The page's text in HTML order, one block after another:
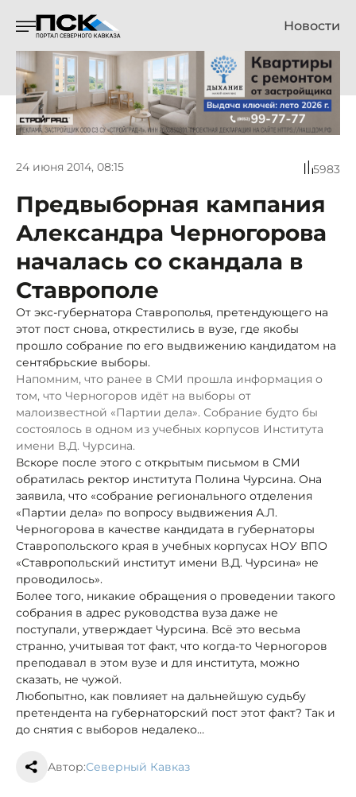
Новости
24 июня 2014, 08:15 5983
Предвыборная кампания
Александра Черногорова
началась со скандала в
Ставрополе
От экс-губернатора Ставрополья, претендующего на
этот пост снова, открестились в вузе, где якобы
прошло собрание по его выдвижению кандидатом на
сентябрьские выборы.
Напомним, что ранее в СМИ прошла информация о
том, что Черногоров идёт на выборы от
малоизвестной «Партии дела». Собрание будто бы
состоялось в одном из учебных корпусов Института
имени В.Д. Чурсина.
Вскоре после этого с открытым письмом в СМИ
обратилась ректор института Полина Чурсина. Она
заявила, что «собрание регионального отделения
«Партии дела» по вопросу выдвижения А.Л.
Черногорова в качестве кандидата в губернаторы
Ставропольского края в учебных корпусах НОУ ВПО
«Ставропольский институт имени В.Д. Чурсина» не
проводилось».
Более того, никакие обращения о проведении такого
собрания в адрес руководства вуза даже не
поступали, утверждает Чурсина. Всё это весьма
странно, учитывая тот факт, что когда-то Черногоров
преподавал в этом вузе и для института, можно
сказать, не чужой.
Любопытно, как повлияет на дальнейшую судьбу
претендента на губернаторский пост этот факт? Так и
до снятия с выборов недалеко…
Автор:Северный Кавказ